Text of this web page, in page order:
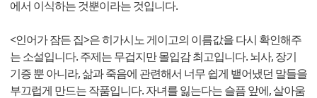
에서 이식하는 것뿐이라는 것입니다.
<인어가 잠든 집>은 히가시노 게이고의 이름값을 다시 확인해주
는 소설입니다. 주제는 무겁지만 몰입감 최고입니다. 뇌사, 장기
기증 뿐 아니라, 삶과 죽음에 관련해서 너무 쉽게 뱉어냈던 말들을
부끄럽게 만드는 작품입니다. 자녀를 잃는다는 슬픔 앞에, 살아움